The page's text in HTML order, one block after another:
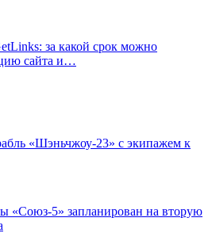
за какой срок можно
сайта и…
«Шэньчжоу-23» с экипажем к
«Союз-5» запланирован на вторую